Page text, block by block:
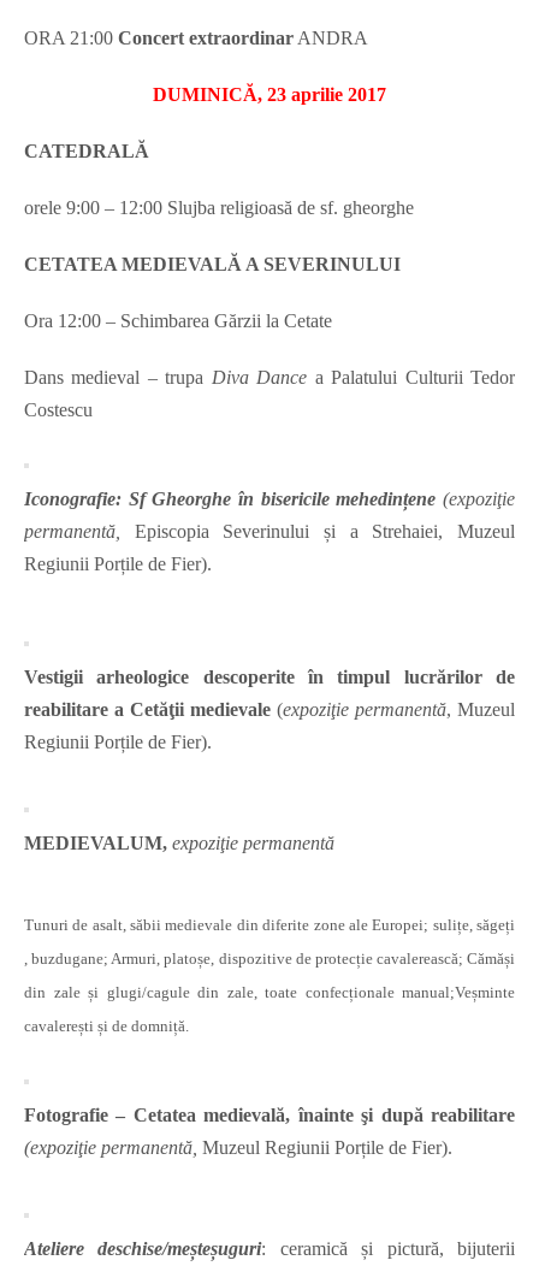
ORA 21:00 Concert extraordinar ANDRA
DUMINICĂ, 23 aprilie 2017
CATEDRALĂ
orele 9:00 – 12:00 Slujba religioasă de sf. gheorghe
CETATEA MEDIEVALĂ A SEVERINULUI
Ora 12:00 – Schimbarea Gărzii la Cetate
Dans medieval – trupa Diva Dance a Palatului Culturii Tedor
Costescu
Iconografie: Sf Gheorghe în bisericile mehedințene (expoziţie
permanentă,
Episcopia Severinului și a Strehaiei, Muzeul
Regiunii Porțile de Fier).
Vestigii arheologice descoperite în timpul lucrărilor de
reabilitare a Cetăţii medievale (expoziţie permanentă, Muzeul
Regiunii Porțile de Fier).
MEDIEVALUM, expoziţie permanentă
Tunuri de asalt, săbii medievale din diferite zone ale Europei; sulițe, săgeți
, buzdugane; Armuri, platoșe, dispozitive de protecție cavalerească; Cămăși
din zale și glugi/cagule din zale, toate confecționale manual;Veșminte
cavalerești și de domniță.
Fotografie – Cetatea medievală, înainte şi după reabilitare
(expoziţie permanentă, Muzeul Regiunii Porțile de Fier).
Ateliere deschise/meșteșuguri: ceramică și pictură, bijuterii